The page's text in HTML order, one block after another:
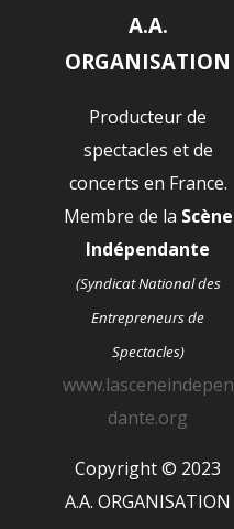
A.A.
ORGANISATION
Producteur de
spectacles et de
concerts en France.
Membre de la Scène
Indépendante
(Syndicat National des
Entrepreneurs de
Spectacles)
www.lasceneindepen
dante.org
Copyright © 2023
A.A. ORGANISATION